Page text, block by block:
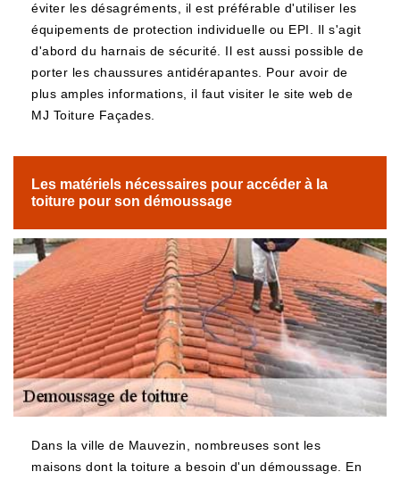
éviter les désagréments, il est préférable d'utiliser les
équipements de protection individuelle ou EPI. Il s'agit
d'abord du harnais de sécurité. Il est aussi possible de
porter les chaussures antidérapantes. Pour avoir de
plus amples informations, il faut visiter le site web de
MJ Toiture Façades.
Les matériels nécessaires pour accéder à la
toiture pour son démoussage
Dans la ville de Mauvezin, nombreuses sont les
maisons dont la toiture a besoin d'un démoussage. En